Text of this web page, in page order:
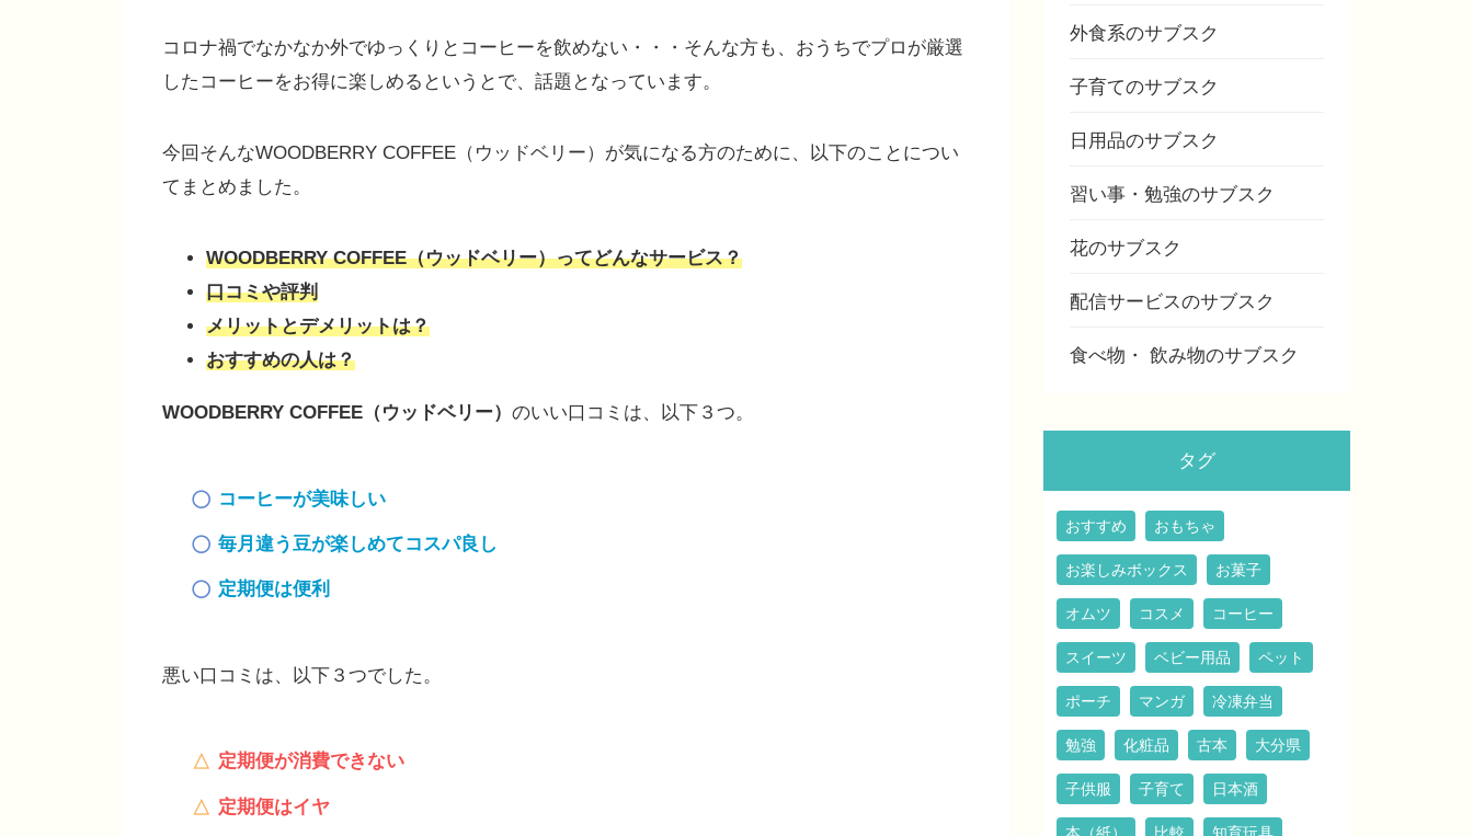
コロナ禍でなかなか外でゆっくりとコーヒーを飲めない・・・そんな方も、おうちでプロが厳選
したコーヒーをお得に楽しめるというとで、話題となっています。
今回そんなWOODBERRY COFFEE（ウッドベリー）が気になる方のために、以下のことについ
てまとめました。
WOODBERRY COFFEE（ウッドベリー）ってどんなサービス？
口コミや評判
メリットとデメリットは？
おすすめの人は？
WOODBERRY COFFEE（ウッドベリー） のいい口コミは、以下３つ。
コーヒーが美味しい
毎月違う豆が楽しめてコスパ良し
定期便は便利
悪い口コミは、以下３つでした。
定期便が消費できない
定期便はイヤ
外食系のサブスク
子育てのサブスク
日用品のサブスク
習い事・勉強のサブスク
花のサブスク
配信サービスのサブスク
食べ物・ 飲み物のサブスク
タグ
おすすめ おもちゃ
お楽しみボックス お菓子
オムツ コスメ コーヒー
スイーツ ベビー用品 ペット
ポーチ マンガ 冷凍弁当
勉強 化粧品 古本 大分県
子供服 子育て 日本酒